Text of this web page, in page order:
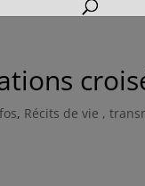
, Récits de vie ,